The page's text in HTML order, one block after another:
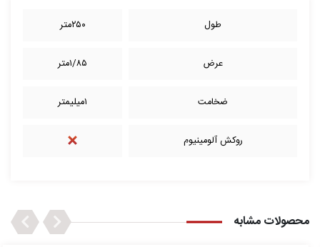
طول ۲۵۰متر
عرض ۱/۸۵متر
ضخامت ۱میلیمتر
روکش آلومینیوم
محصولات مشابه Previous
Next